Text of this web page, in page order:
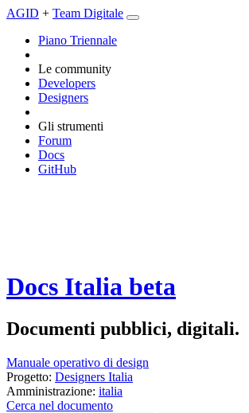
AGID + Team Digitale
Piano Triennale
Le community
Developers
Designers
Gli strumenti
Forum
Docs
GitHub
Docs Italia beta
Documenti pubblici, digitali.
Manuale operativo di design
Progetto: Designers Italia
Amministrazione: italia
Cerca nel documento